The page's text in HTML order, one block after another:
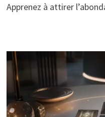
Apprenez à attirer